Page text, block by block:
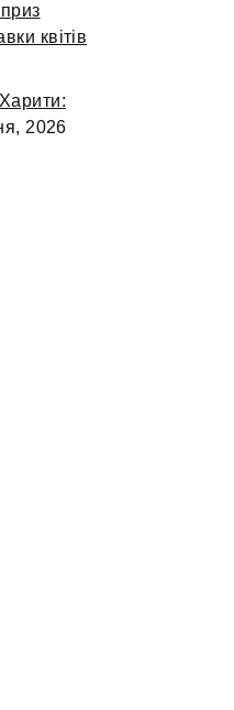
квітів
2026